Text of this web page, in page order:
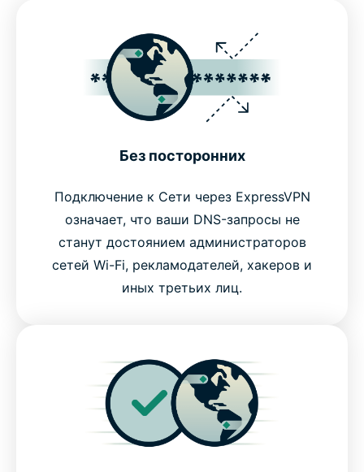
Без посторонних
Подключение к Сети через ExpressVPN
означает, что ваши DNS-запросы не
станут достоянием администраторов
сетей Wi-Fi, рекламодателей, хакеров и
иных третьих лиц.